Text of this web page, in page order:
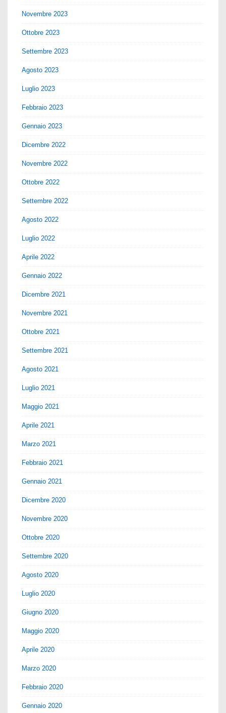
Novembre 2023
Ottobre 2023
Settembre 2023
Agosto 2023
Luglio 2023
Febbraio 2023
Gennaio 2023
Dicembre 2022
Novembre 2022
Ottobre 2022
Settembre 2022
Agosto 2022
Luglio 2022
Aprile 2022
Gennaio 2022
Dicembre 2021
Novembre 2021
Ottobre 2021
Settembre 2021
Agosto 2021
Luglio 2021
Maggio 2021
Aprile 2021
Marzo 2021
Febbraio 2021
Gennaio 2021
Dicembre 2020
Novembre 2020
Ottobre 2020
Settembre 2020
Agosto 2020
Luglio 2020
Giugno 2020
Maggio 2020
Aprile 2020
Marzo 2020
Febbraio 2020
Gennaio 2020